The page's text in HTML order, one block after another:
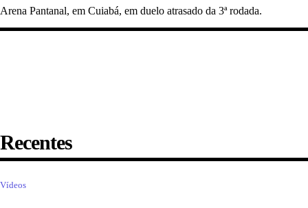
Arena Pantanal, em Cuiabá, em duelo atrasado da 3ª rodada.
Recentes
Vídeos